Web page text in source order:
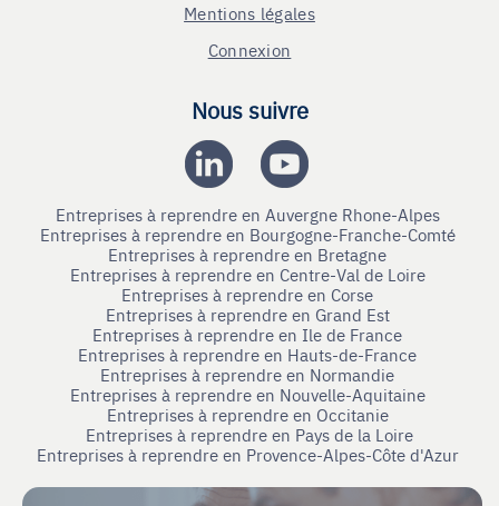
Mentions légales
Connexion
Nous suivre
Entreprises à reprendre en Auvergne Rhone-Alpes
Entreprises à reprendre en Bourgogne-Franche-Comté
Entreprises à reprendre en Bretagne
Entreprises à reprendre en Centre-Val de Loire
Entreprises à reprendre en Corse
Entreprises à reprendre en Grand Est
Entreprises à reprendre en Ile de France
Entreprises à reprendre en Hauts-de-France
Entreprises à reprendre en Normandie
Entreprises à reprendre en Nouvelle-Aquitaine
Entreprises à reprendre en Occitanie
Entreprises à reprendre en Pays de la Loire
Entreprises à reprendre en Provence-Alpes-Côte d'Azur